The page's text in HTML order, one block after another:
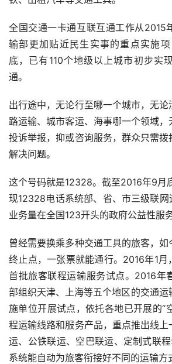
全国交通一卡通互联互通工作从 2015
输部更加贴近民生实事的重点实施
底，已有 110个地级以上城市初步实
通。
出行途中，无论行至哪一个城市，无
路运输、城市客运、海事哪一个领域
投诉举报，抑或咨询服务，群众只需
解决问题。
这个号码就是12328。截至2016年9月
现12328电话系统部、省、市三级联网
业务量在全国123开头的政府公益性服
曾经需要换乘多种交通工具的旅客，
终止点，一张票就能通行。 2016年1月
首批旅客联程运输服务试点。 2016年
部组织天津、上海等五个地区的交通运
施单位开展试点，依托各地已开展的“
程运输线路和服务产品，重点推出线
运、公铁联运、空巴联运、定制式联程
系统能自动为旅客衔接好不同的运输方